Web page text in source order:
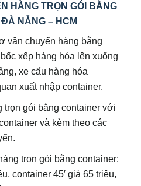
HÀNG TRỌN GÓI BẰNG
NẴNG – HCM
vận chuyển hàng bằng
xếp hàng hóa lên xuống
xe cẩu hàng hóa
xuất nhập container.
trọn gói bằng container với
và kèm theo các
trọn gói bằng container:
container 45′ giá 65 triệu,